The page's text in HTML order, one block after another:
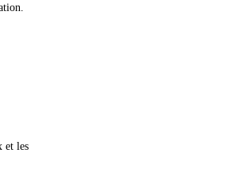
et les